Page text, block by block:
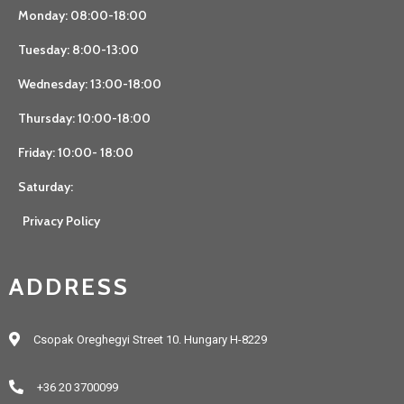
Monday: 08:00-18:00
Tuesday: 8:00-13:00
Wednesday: 13:00-18:00
Thursday: 10:00-18:00
Friday: 10:00- 18:00
Saturday:
Privacy Policy
ADDRESS
Csopak Oreghegyi Street 10. Hungary H-8229
+36 20 3700099